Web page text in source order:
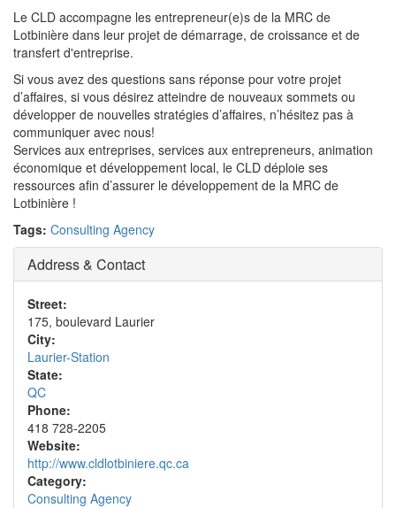
Le CLD accompagne les entrepreneur(e)s de la MRC de
Lotbinière dans leur projet de démarrage, de croissance et de
transfert d'entreprise.
Si vous avez des questions sans réponse pour votre projet
d’affaires, si vous désirez atteindre de nouveaux sommets ou
développer de nouvelles stratégies d’affaires, n’hésitez pas à
communiquer avec nous!
Services aux entreprises, services aux entrepreneurs, animation
économique et développement local, le CLD déploie ses
ressources afin d’assurer le développement de la MRC de
Lotbinière !
Tags: Consulting Agency
Address & Contact
Street:
175, boulevard Laurier
City:
Laurier-Station
State:
QC
Phone:
418 728-2205
Website:
http://www.cldlotbiniere.qc.ca
Category:
Consulting Agency